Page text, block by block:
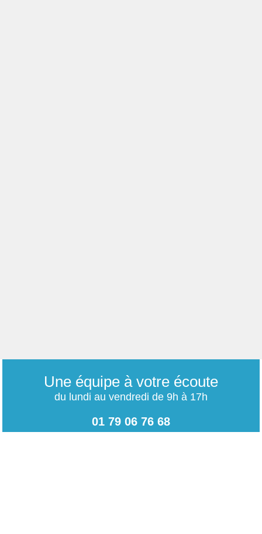
Une équipe à votre écoute
du lundi au vendredi de 9h à 17h
01 79 06 76 68